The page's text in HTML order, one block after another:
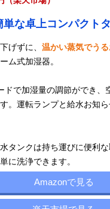
単な卓上コンパクト
げずに、 温かい蒸気でう
ム式加湿器。
ドで加湿量の調節ができ、
。運転ランプと給水お知
タンクは持ち運びに便利
に洗浄できます。
Amazonで見る